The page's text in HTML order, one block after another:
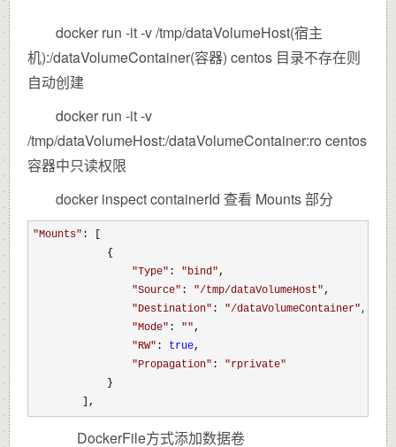
docker run -it -v /tmp/dataVolumeHost(宿主
机):/dataVolumeContainer(容器) centos 目录不存在则
自动创建
docker run -it -v
/tmp/dataVolumeHost:/dataVolumeContainer:ro centos
容器中只读权限
docker inspect containerId 查看 Mounts 部分
"Mounts" : [
            {
"Type" : "bind",
"Source" : "/tmp/dataVolumeHost",
"Destination" : "/dataVolumeContainer",
"Mode" : "",
"RW" : true,
"Propagation" : "rprivate"
            }
        ],
DockerFile方式添加数据卷